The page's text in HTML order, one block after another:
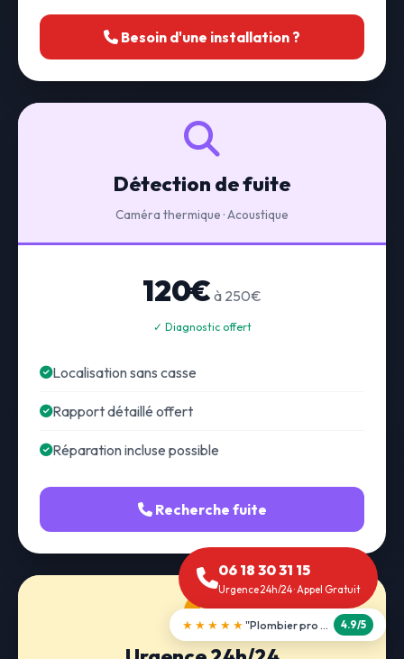
Besoin d'une installation ?
Détection de fuite
Caméra thermique · Acoustique
120€ à 250€
✓ Diagnostic offert
Localisation sans casse
Rapport détaillé offert
Réparation incluse possible
Recherche fuite
06 18 30 31 15
Urgence 24h/24 · Appel Gratuit
★★★★★ "Débouchage WC en 30 min" 5.0/5